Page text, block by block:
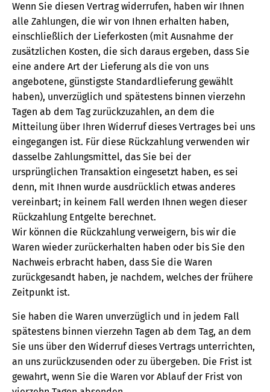
Wenn Sie diesen Vertrag widerrufen, haben wir Ihnen
alle Zahlungen, die wir von Ihnen erhalten haben,
einschließlich der Lieferkosten (mit Ausnahme der
zusätzlichen Kosten, die sich daraus ergeben, dass Sie
eine andere Art der Lieferung als die von uns
angebotene, günstigste Standardlieferung gewählt
haben), unverzüglich und spätestens binnen vierzehn
Tagen ab dem Tag zurückzuzahlen, an dem die
Mitteilung über Ihren Widerruf dieses Vertrages bei uns
eingegangen ist. Für diese Rückzahlung verwenden wir
dasselbe Zahlungsmittel, das Sie bei der
ursprünglichen Transaktion eingesetzt haben, es sei
denn, mit Ihnen wurde ausdrücklich etwas anderes
vereinbart; in keinem Fall werden Ihnen wegen dieser
Rückzahlung Entgelte berechnet.
Wir können die Rückzahlung verweigern, bis wir die
Waren wieder zurückerhalten haben oder bis Sie den
Nachweis erbracht haben, dass Sie die Waren
zurückgesandt haben, je nachdem, welches der frühere
Zeitpunkt ist.
Sie haben die Waren unverzüglich und in jedem Fall
spätestens binnen vierzehn Tagen ab dem Tag, an dem
Sie uns über den Widerruf dieses Vertrags unterrichten,
an uns zurückzusenden oder zu übergeben. Die Frist ist
gewahrt, wenn Sie die Waren vor Ablauf der Frist von